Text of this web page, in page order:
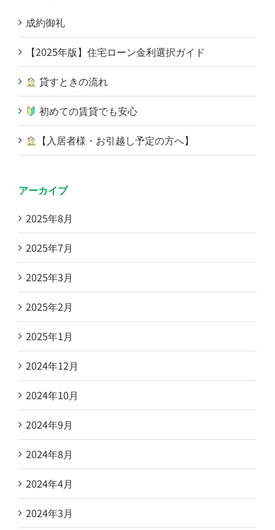
成約御礼
【2025年版】住宅ローン金利選択ガイド
貸すときの流れ
初めての賃貸でも安心
【入居者様・お引越し予定の方へ】
アーカイブ
2025年8月
2025年7月
2025年3月
2025年2月
2025年1月
2024年12月
2024年10月
2024年9月
2024年8月
2024年4月
2024年3月